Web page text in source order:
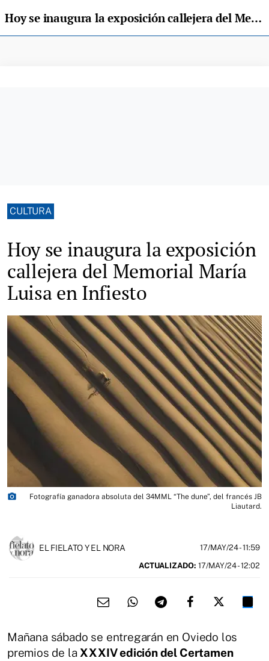
Hoy se inaugura la exposición callejera del Memorial María Luisa en Infiesto
CULTURA
Hoy se inaugura la exposición
callejera del Memorial María
Luisa en Infiesto
photo_camera
Fotografía ganadora absoluta del 34MML “The dune”, del francés JB
Liautard.
EL FIELATO Y EL NORA 17/MAY/24- 11:59
ACTUALIZADO: 17/MAY/24 - 12:02
Mañana sábado se entregarán en Oviedo los
premios de laXXXIV edición del Certamen